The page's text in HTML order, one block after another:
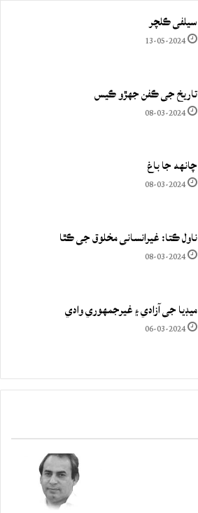
سيلفي ڪلچر
13-05-2024
تاريخ جي ڪفن جھڙو ڪيس
08-03-2024
چانهه جا باغ
08-03-2024
ناول ڪتا: غيرانساني مخلوق جي ڪٿا
08-03-2024
ميڊيا جي آزادي ۽ غيرجمھوري وادي
06-03-2024